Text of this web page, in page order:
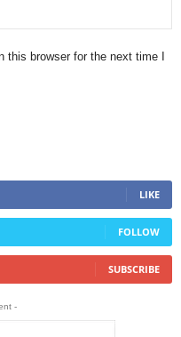
this browser for the next time I
LIKE
FOLLOW
SUBSCRIBE
-